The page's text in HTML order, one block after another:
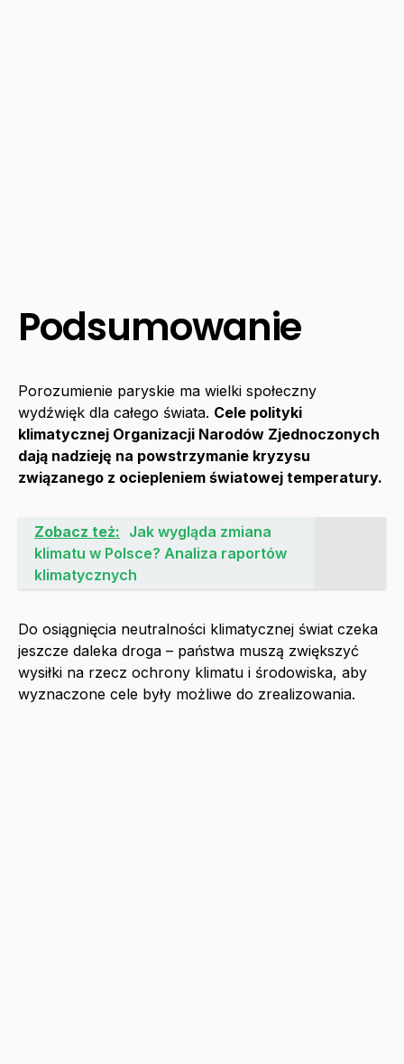
Podsumowanie
Porozumienie paryskie ma wielki społeczny
wydźwięk dla całego świata. Cele polityki
klimatycznej Organizacji Narodów Zjednoczonych
dają nadzieję na powstrzymanie kryzysu
związanego z ociepleniem światowej temperatury.
Zobacz też: Jak wygląda zmiana
klimatu w Polsce? Analiza raportów
klimatycznych
Do osiągnięcia neutralności klimatycznej świat czeka
jeszcze daleka droga – państwa muszą zwiększyć
wysiłki na rzecz ochrony klimatu i środowiska, aby
wyznaczone cele były możliwe do zrealizowania.